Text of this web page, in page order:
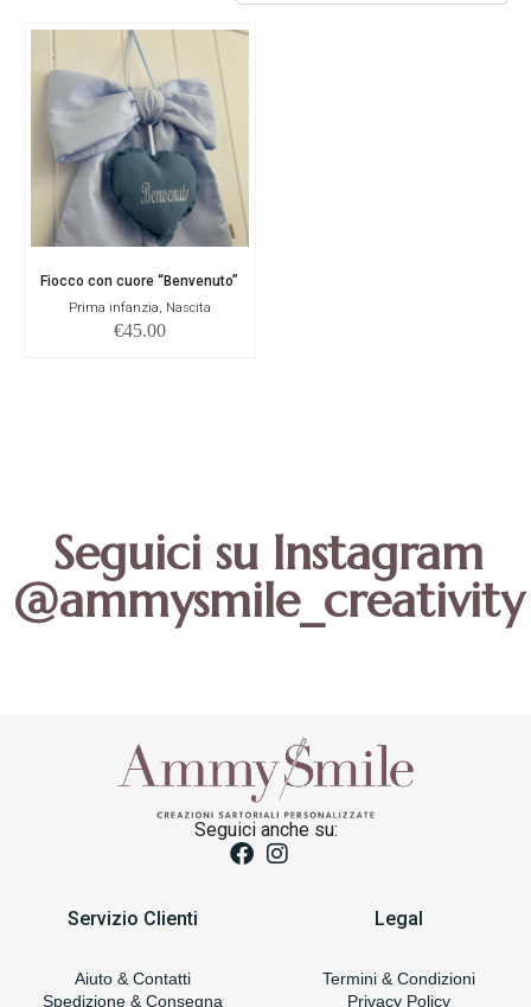
Fiocco con cuore “Benvenuto”
Prima infanzia, Nascita
€45.00
Seguici su Instagram
@ammysmile_creativity
Seguici anche su:
Servizio Clienti
Aiuto & Contatti
Spedizione & Consegna
Legal
Termini & Condizioni
Privacy Policy